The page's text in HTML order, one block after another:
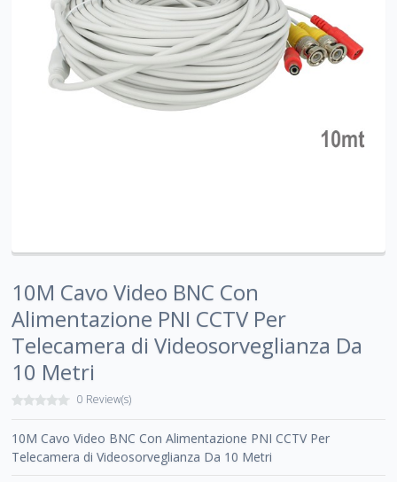
10M Cavo Video BNC Con
Alimentazione PNI CCTV Per
Telecamera di Videosorveglianza Da
10 Metri
0 Review(s)
10M Cavo Video BNC Con Alimentazione PNI CCTV Per
Telecamera di Videosorveglianza Da 10 Metri